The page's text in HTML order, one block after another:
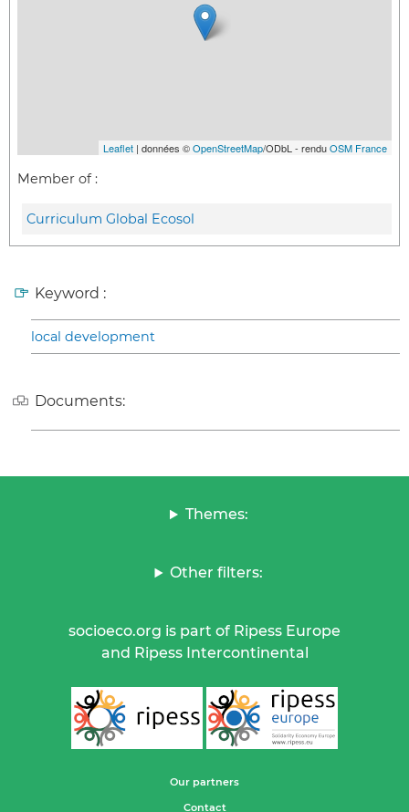
Leaflet | données ©OpenStreetMap/ODbL - renduOSM France
Member of :
Curriculum Global Ecosol
Keyword :
local development
Documents:
Themes:
Other filters:
socioeco.org is part of Ripess Europe
and Ripess Intercontinental
Our partners
Contact